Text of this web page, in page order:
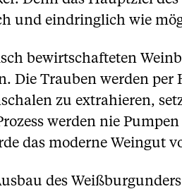
und eindringlich wie
bewirtschafteten
Die Trauben werden
zu extrahieren,
werden nie
das moderne Weingut
des